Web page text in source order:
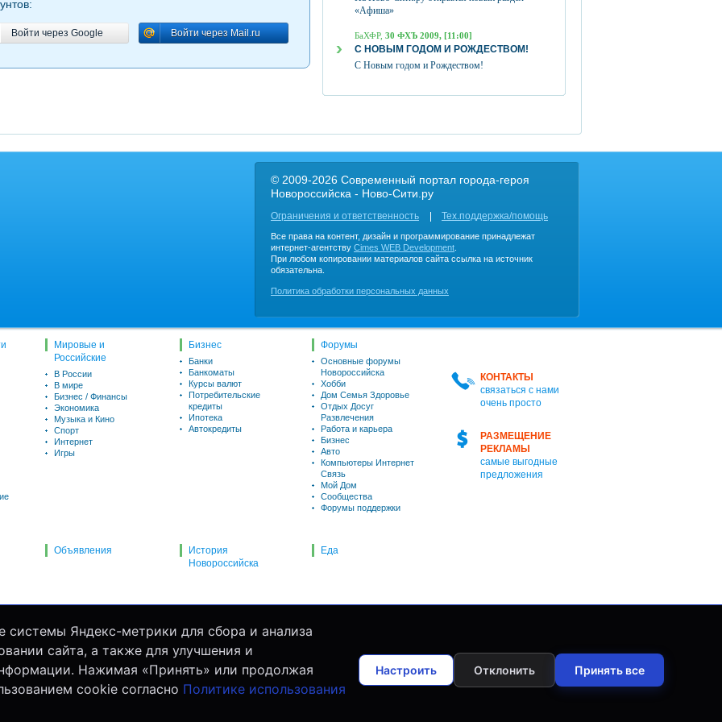
Войти через Google
Войти через Google Войти через Mail.ru
Войти через Mail.ru
«Афиша»
БаХФР, 30 ФХЪ 2009, [11:00]
С НОВЫМ ГОДОМ И РОЖДЕСТВОМ!
С Новым годом и Рождеством!
© 2009-2026 Современный портал города-героя
Новороссийска - Ново-Сити.ру
Ограничения и ответственность Тех.поддержка/помощь
Все права на контент, дизайн и программирование принадлежат
интернет-агентству Cimes WEB Development
При любом копировании материалов сайта ссылка на источник
обязательна.
Политика обработки персональных данных
КОНТАКТЫ
связаться с нами
очень просто
РАЗМЕЩЕНИЕ
РЕКЛАМЫ
самые выгодные
предложения
Мировые и
Российские
В России
В мире
Бизнес / Финансы
Экономика
Музыка и Кино
Спорт
Интернет
Игры
Бизнес
Банки
Банкоматы
Курсы валют
Потребительские
кредиты
Ипотека
Автокредиты
Форумы
Основные форумы
Новороссийска
Хобби
Дом Семья Здоровье
Отдых Досуг
Развлечения
Работа и карьера
Бизнес
Авто
Компьютеры Интернет
Связь
Мой Дом
Сообщества
Форумы поддержки
Объявления
История
Новороссийска
Еда
Яндекс-метрики для сбора и анализа
сайта, а также для улучшения и
Нажимая «Принять» или продолжая
cookie согласно Политике использования
Настроить Отклонить Принять все